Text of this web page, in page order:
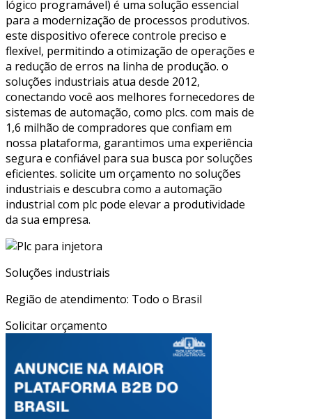
lógico programável) é uma solução essencial
para a modernização de processos produtivos.
este dispositivo oferece controle preciso e
flexível, permitindo a otimização de operações e
a redução de erros na linha de produção. o
soluções industriais atua desde 2012,
conectando você aos melhores fornecedores de
sistemas de automação, como plcs. com mais de
1,6 milhão de compradores que confiam em
nossa plataforma, garantimos uma experiência
segura e confiável para sua busca por soluções
eficientes. solicite um orçamento no soluções
industriais e descubra como a automação
industrial com plc pode elevar a produtividade
da sua empresa.
Soluções industriais
Região de atendimento: Todo o Brasil
Solicitar orçamento